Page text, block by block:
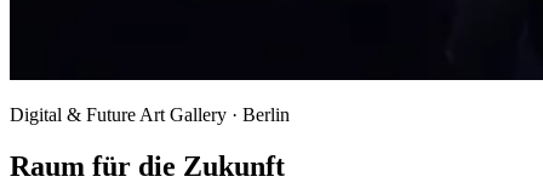
Digital & Future Art Gallery · Berlin
Raum für die Zukunft